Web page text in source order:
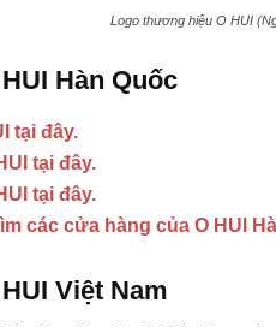
Logo thương hiệu O HUI
Hàn Quốc
tại đây.
tại đây.
tại đây.
các cửa hàng của O HUI
Việt Nam